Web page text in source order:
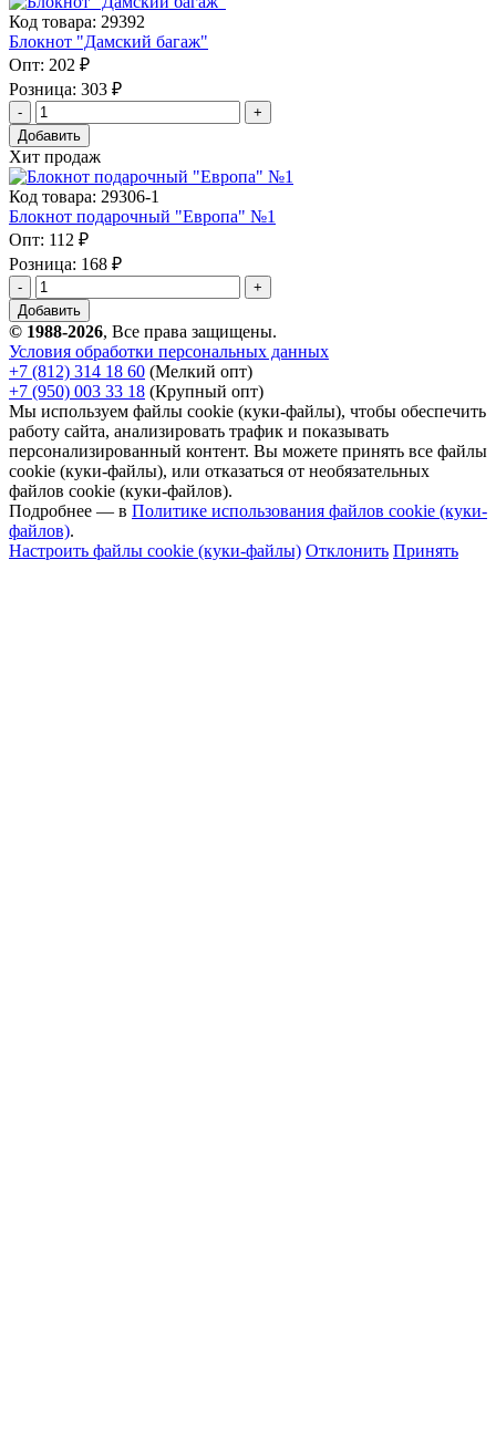
Код товара: 29392
Блокнот "Дамский багаж"
Опт: 202 ₽
Розница: 303 ₽
Добавить
Хит продаж
Код товара: 29306-1
Блокнот подарочный "Европа" №1
Опт: 112 ₽
Розница: 168 ₽
Добавить
© 1988-2026, Все права защищены.
Условия обработки персональных данных
+7 (812) 314 18 60 (Мелкий опт)
+7 (950) 003 33 18 (Крупный опт)
Мы используем файлы cookie (куки-файлы), чтобы обеспечить
работу сайта, анализировать трафик и показывать
персонализированный контент. Вы можете принять все файлы
cookie (куки-файлы), или отказаться от необязательных
файлов cookie (куки-файлов).
Подробнее — в Политике использования файлов cookie (куки-
файлов).
Настроить файлы cookie (куки-файлы) Отклонить Принять